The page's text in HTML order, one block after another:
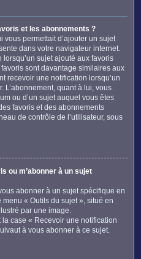
et les abonnements ?
vous permettait d’ajouter un sujet
dans votre navigateur internet.
sujet ajouté aux favoris
sont davantage similaires aux
recevoir une notification lorsqu’un
L’abonnement, quant à lui, vous
ou d’un sujet auquel vous êtes
favoris et des abonnements
de contrôle de l’utilisateur, sous
ou m’abonner à un sujet
abonner à un sujet spécifique en
« Outils du sujet », situé en
par une image.
case « Recevoir une notification
à vous abonner à ce sujet.